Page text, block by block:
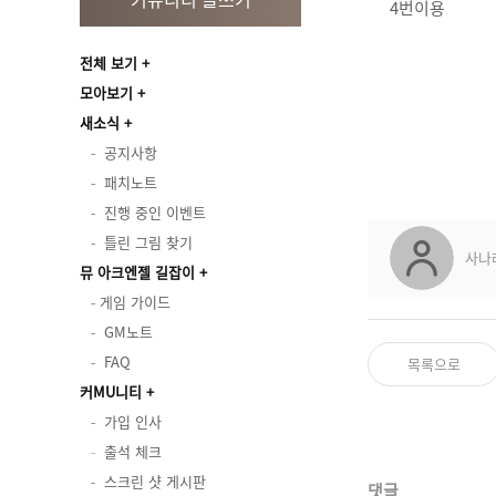
전체 보기
모아보기
새소식
공지사항
패치노트
진행 중인 이벤트
틀린 그림 찾기
뮤 아크엔젤 길잡이
게임 가이드
GM노트
FAQ
커MU니티
가입 인사
출석 체크
스크린 샷 게시판
4번이용
사나
목록으로
댓글